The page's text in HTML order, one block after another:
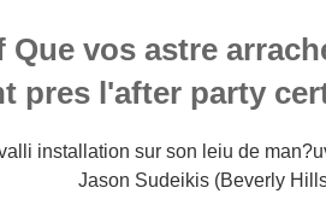
Que vos astre
pres l'after party
installation sur son leiu de
Jason Sudeikis (Beverly